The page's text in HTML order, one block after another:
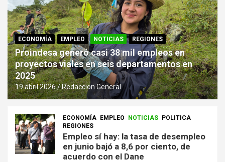
ECONOMÍA EMPLEO NOTICIAS REGIONES
Proindesa generó casi 38 mil empleos en
proyectos viales en seis departamentos en
2025
19 abril 2026 Redaccion General
ECONOMÍA EMPLEO NOTICIAS POLITICA
REGIONES
Empleo sí hay: la tasa de desempleo
en junio bajó a 8,6 por ciento, de
acuerdo con el Dane